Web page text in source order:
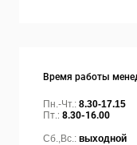
Время работы
Пн.-Чт.: 8.30-17.15
Пт.: 8.30-16.00
Сб.,Вс.: выходной